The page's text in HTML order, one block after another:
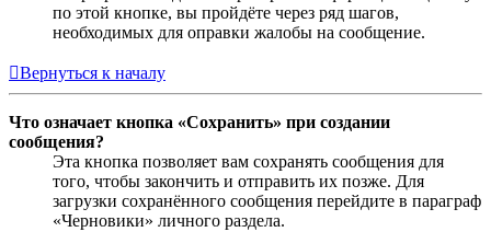
по этой кнопке, вы пройдёте через ряд шагов,
необходимых для оправки жалобы на сообщение.
Вернуться к началу
Что означает кнопка «Сохранить» при создании
сообщения?
Эта кнопка позволяет вам сохранять сообщения для
того, чтобы закончить и отправить их позже. Для
загрузки сохранённого сообщения перейдите в параграф
«Черновики» личного раздела.